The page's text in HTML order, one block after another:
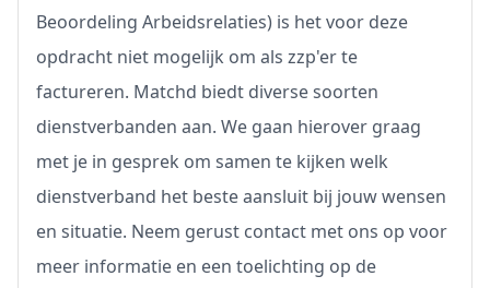
Beoordeling Arbeidsrelaties) is het voor deze
opdracht niet mogelijk om als zzp'er te
factureren. Matchd biedt diverse soorten
dienstverbanden aan. We gaan hierover graag
met je in gesprek om samen te kijken welk
dienstverband het beste aansluit bij jouw wensen
en situatie. Neem gerust contact met ons op voor
meer informatie en een toelichting op de